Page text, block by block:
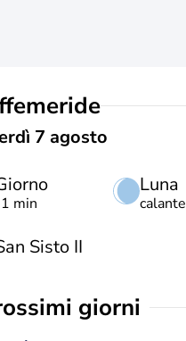
7 agosto
min
Luna
calante
Sisto II
giorni